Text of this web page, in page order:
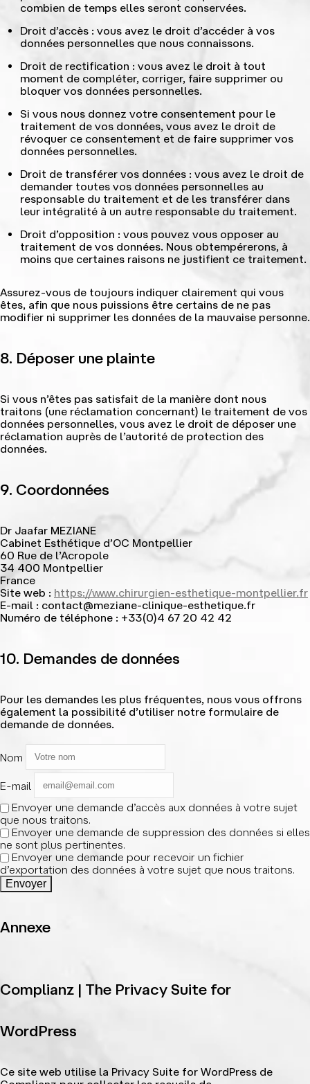
combien de temps elles seront conservées.
Droit d’accès : vous avez le droit d’accéder à vos
données personnelles que nous connaissons.
Droit de rectification : vous avez le droit à tout
moment de compléter, corriger, faire supprimer ou
bloquer vos données personnelles.
Si vous nous donnez votre consentement pour le
traitement de vos données, vous avez le droit de
révoquer ce consentement et de faire supprimer vos
données personnelles.
Droit de transférer vos données : vous avez le droit de
demander toutes vos données personnelles au
responsable du traitement et de les transférer dans
leur intégralité à un autre responsable du traitement.
Droit d’opposition : vous pouvez vous opposer au
traitement de vos données. Nous obtempérerons, à
moins que certaines raisons ne justifient ce traitement.
Assurez-vous de toujours indiquer clairement qui vous
êtes, afin que nous puissions être certains de ne pas
modifier ni supprimer les données de la mauvaise personne.
8. Déposer une plainte
Si vous n’êtes pas satisfait de la manière dont nous
traitons (une réclamation concernant) le traitement de vos
données personnelles, vous avez le droit de déposer une
réclamation auprès de l’autorité de protection des
données.
9. Coordonnées
Dr Jaafar MEZIANE
Cabinet Esthétique d’OC Montpellier
60 Rue de l’Acropole
34 400 Montpellier
France
Site web : https://www.chirurgien-esthetique-montpellier.fr
E-mail : contact@meziane-clinique-esthetique.fr
Numéro de téléphone : +33(0)4 67 20 42 42
10. Demandes de données
Pour les demandes les plus fréquentes, nous vous offrons
également la possibilité d’utiliser notre formulaire de
demande de données.
Nom
E-mail
Envoyer une demande d’accès aux données à votre sujet
que nous traitons.
Envoyer une demande de suppression des données si elles
ne sont plus pertinentes.
Envoyer une demande pour recevoir un fichier
d’exportation des données à votre sujet que nous traitons.
Annexe
Complianz | The Privacy Suite for
WordPress
Ce site web utilise la Privacy Suite for WordPress de